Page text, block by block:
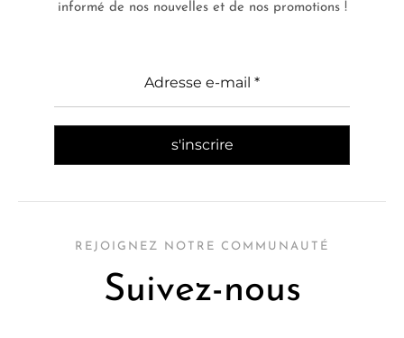
informé de nos nouvelles et de nos promotions !
REJOIGNEZ NOTRE COMMUNAUTÉ
Suivez-nous